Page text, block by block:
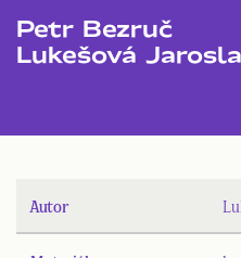
Petr Bezruč
Lukešová
Autor